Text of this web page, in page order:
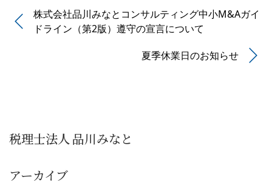
株式会社品川みなとコンサルティング中小M&Aガイ
ドライン（第2版）遵守の宣言について
夏季休業日のお知らせ
税理士法人 品川みなと
アーカイブ